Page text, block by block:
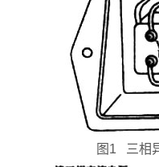
图1 三相